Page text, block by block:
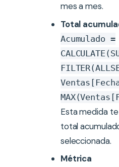
mes a mes.
Total
Acumulado =
Esta medida
total
seleccionada.
Métrica